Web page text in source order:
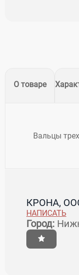
О товаре
Вальцы
КРОНА,
НАПИСАТЬ
Город: